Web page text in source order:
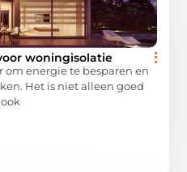
woningisolatie
om energie te besparen en
Het is niet alleen goed